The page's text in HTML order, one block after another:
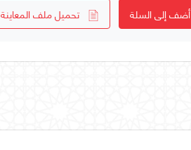
أضف إلى السلة تحميل ملف المعاينة